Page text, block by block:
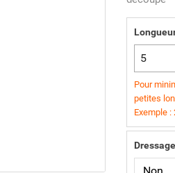
Pour
petites
Exemple